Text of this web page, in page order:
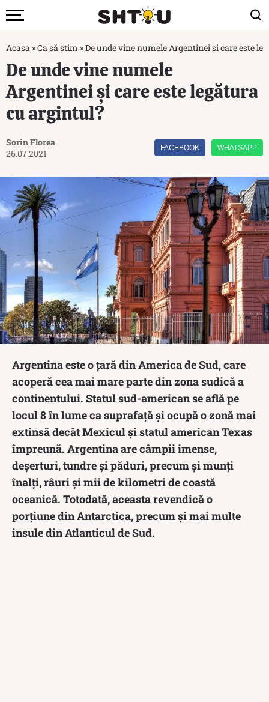
Acasa »Ca să știm »De unde vine numele Argentinei și care este
De unde vine numele
Argentinei și care este legătura
cu argintul?
Sorin Florea
26.07.2021
FACEBOOK WHATSAPP
Argentina este o țară din America de Sud, care
acoperă cea mai mare parte din zona sudică a
continentului. Statul sud-american se află pe
locul 8 în lume ca suprafață și ocupă o zonă mai
extinsă decât Mexicul și statul american Texas
împreună. Argentina are câmpii imense,
deșerturi, tundre și păduri, precum și munți
înalți, râuri și mii de kilometri de coastă
oceanică. Totodată, aceasta revendică o
porțiune din Antarctica, precum și mai multe
insule din Atlanticul de Sud.